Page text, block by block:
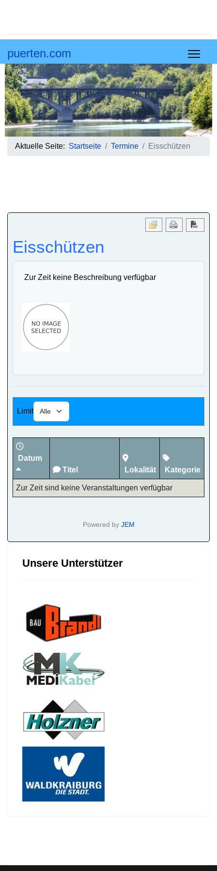
puerten.com
Aktuelle Seite: Startseite Termine Eisschützen
Eisschützen
Zur Zeit keine Beschreibung verfügbar
Limit
Datum
Titel
Lokalität Kategorie
Zur Zeit sind keine Veranstaltungen verfügbar
Powered by JEM
Unsere Unterstützer